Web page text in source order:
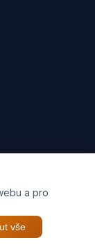
a pro
vše